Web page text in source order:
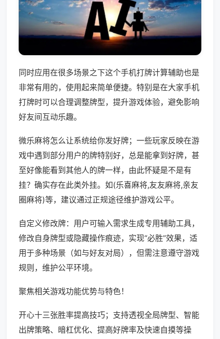
同时应用在很多场景之下这个手机打牌计算辅助也是
非常有用的，使用起来简单便捷。特别是在大家手机
打牌时可以合理调整牌型，提升游戏体验，避免影响
好友间互动乐趣。
微乐麻将怎么让系统给你发好牌；一些玩家反映在游
戏中遇到部分用户的牌特别好，总是能拿到好牌，甚
至好像能看到其他人的牌一样，由此怀疑是不是有
挂？确实存在此类外挂。如(乐喜麻将,友友麻将,亲友
圈麻将)等，建议通过正规途径维护游戏公平。
自定义修改牌：用户可输入需求生成专用辅助工具，
修改自身牌型或隐藏操作痕迹，实现“必胜”效果，适
用于多种场景（如与好友对局），但需注意遵守游戏
规则，维护公平环境。
聚焦相关游戏功能优势与特色！
开心十三张胜率提高技巧；支持透视全局牌型、智能
出牌策略、暗杠优化、提高好牌率及快速自摸等操